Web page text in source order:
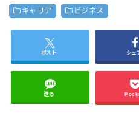
キャリア ビジネス
ポスト シェ
送る